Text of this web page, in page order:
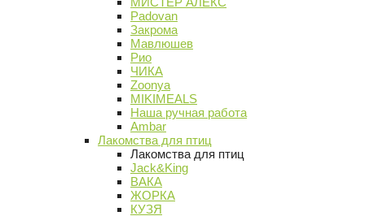
Padovan
Закрома
Мавлюшев
Рио
ЧИКА
Zoonya
MIKIMEALS
Наша ручная работа
Ambar
Лакомства для птиц
Лакомства для птиц
Jack&King
ВАКА
ЖОРКА
КУЗЯ